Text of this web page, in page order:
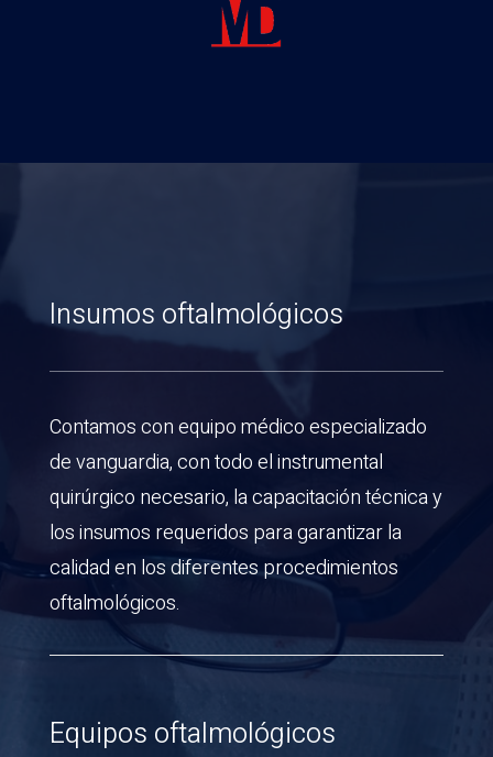
Insumos oftalmológicos
Contamos con equipo médico especializado
de vanguardia, con todo el instrumental
quirúrgico necesario, la capacitación técnica y
los insumos requeridos para garantizar la
calidad en los diferentes procedimientos
oftalmológicos.
Equipos oftalmológicos